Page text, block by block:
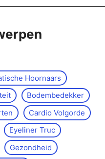
Hoornaars
Bodembedekker
Cardio Volgorde
Eyeliner Truc
Gezondheid